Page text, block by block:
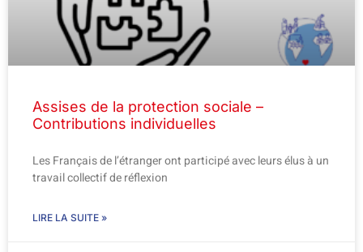
Assises de la protection sociale –
Contributions individuelles
Les Français de l’étranger ont participé avec leurs élus à un
travail collectif de réflexion
LIRE LA SUITE »